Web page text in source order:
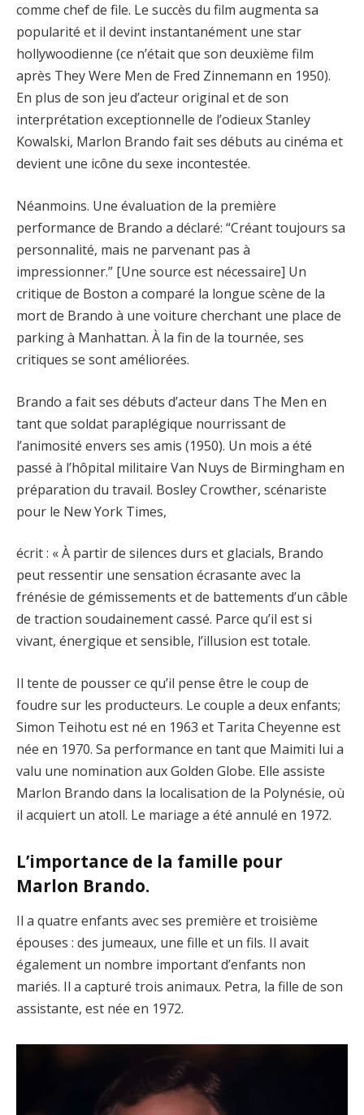
comme chef de file. Le succès du film augmenta sa
popularité et il devint instantanément une star
hollywoodienne (ce n’était que son deuxième film
après They Were Men de Fred Zinnemann en 1950).
En plus de son jeu d’acteur original et de son
interprétation exceptionnelle de l’odieux Stanley
Kowalski, Marlon Brando fait ses débuts au cinéma et
devient une icône du sexe incontestée.
Néanmoins. Une évaluation de la première
performance de Brando a déclaré: “Créant toujours sa
personnalité, mais ne parvenant pas à
impressionner.” [Une source est nécessaire] Un
critique de Boston a comparé la longue scène de la
mort de Brando à une voiture cherchant une place de
parking à Manhattan. À la fin de la tournée, ses
critiques se sont améliorées.
Brando a fait ses débuts d’acteur dans The Men en
tant que soldat paraplégique nourrissant de
l’animosité envers ses amis (1950). Un mois a été
passé à l’hôpital militaire Van Nuys de Birmingham en
préparation du travail. Bosley Crowther, scénariste
pour le New York Times,
écrit : « À partir de silences durs et glacials, Brando
peut ressentir une sensation écrasante avec la
frénésie de gémissements et de battements d’un câble
de traction soudainement cassé. Parce qu’il est si
vivant, énergique et sensible, l’illusion est totale.
Il tente de pousser ce qu’il pense être le coup de
foudre sur les producteurs. Le couple a deux enfants;
Simon Teihotu est né en 1963 et Tarita Cheyenne est
née en 1970. Sa performance en tant que Maimiti lui a
valu une nomination aux Golden Globe. Elle assiste
Marlon Brando dans la localisation de la Polynésie, où
il acquiert un atoll. Le mariage a été annulé en 1972.
L’importance de la famille pour
Marlon Brando.
Il a quatre enfants avec ses première et troisième
épouses : des jumeaux, une fille et un fils. Il avait
également un nombre important d’enfants non
mariés. Il a capturé trois animaux. Petra, la fille de son
assistante, est née en 1972.